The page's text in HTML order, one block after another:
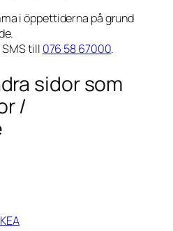
i öppettiderna på grund
till 076 58 67000.
sidor som
/